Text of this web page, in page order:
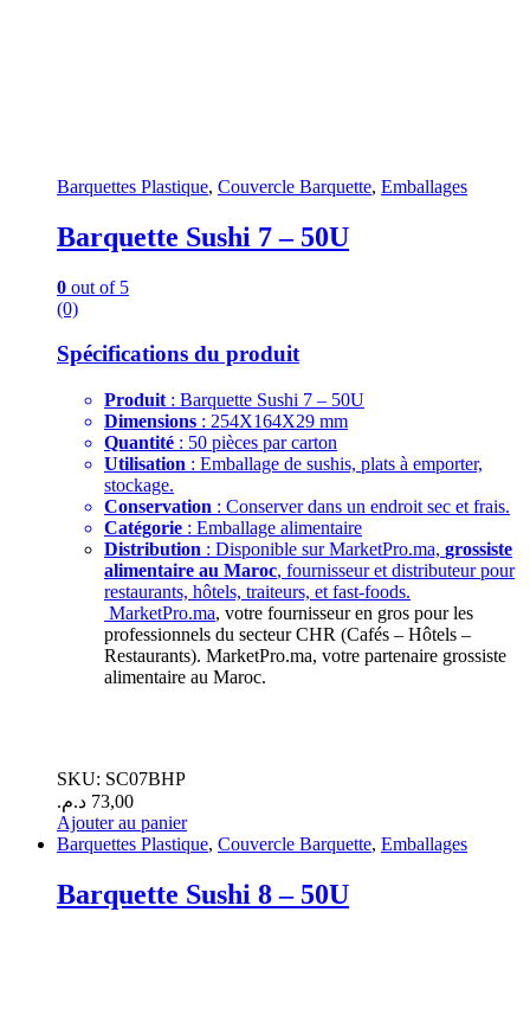
Barquettes Plastique, Couvercle Barquette, Emballages
Barquette Sushi 7 – 50U
0 out of 5
(0)
Spécifications du produit
Produit : Barquette Sushi 7 – 50U
Dimensions : 254X164X29 mm
Quantité : 50 pièces par carton
Utilisation : Emballage de sushis, plats à emporter,
stockage.
Conservation : Conserver dans un endroit sec et frais.
Catégorie : Emballage alimentaire
Distribution : Disponible sur MarketPro.ma, grossiste
alimentaire au Maroc, fournisseur et distributeur pour
restaurants, hôtels, traiteurs, et fast-foods.
MarketPro.ma, votre fournisseur en gros pour les
professionnels du secteur CHR (Cafés – Hôtels –
Restaurants). MarketPro.ma, votre partenaire grossiste
alimentaire au Maroc.
SKU: SC07BHP
73,00 د.م.
Ajouter au panier
Barquettes Plastique, Couvercle Barquette, Emballages
Barquette Sushi 8 – 50U